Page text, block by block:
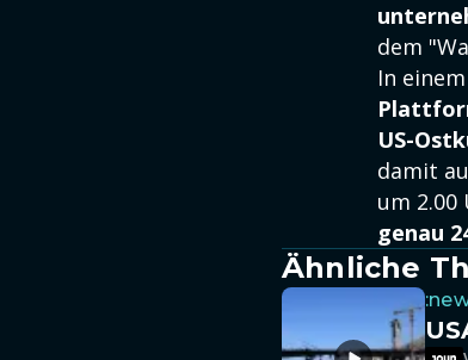
dem
In
US-
damit
um
genau
Ähnliche